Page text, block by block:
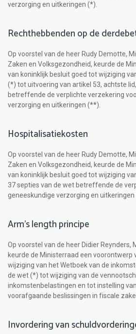
verzorging en uitkeringen (*).
Rechthebbenden op de
Op voorstel van de heer Rudy Demotte,
Zaken en Volksgezondheid, keurde de
van koninklijk besluit goed tot wijziging
(*) tot uitvoering van artikel 53, achtste
betreffende de verplichte verzekering
verzorging en uitkeringen (**).
Hospitalisatiekosten
Op voorstel van de heer Rudy Demotte,
Zaken en Volksgezondheid, keurde de
van koninklijk besluit goed tot wijziging
37 septies van de wet betreffende de
geneeskundige verzorging en uitkeringen
Arm's length principe
Op voorstel van de heer Didier Reynders,
keurde de Ministerraad een voorontwerp
wijziging van het Wetboek van de
de wet (*) tot wijziging van de
inkomstenbelastingen en tot instelling
voorafgaande beslissingen in fiscale
Invordering van